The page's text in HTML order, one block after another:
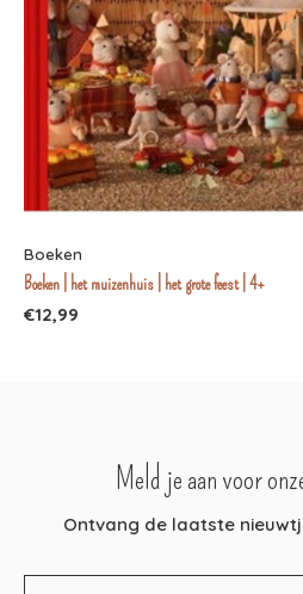
Boeken
Boeken | het muizenhuis | het grote feest | 4+
€12,99
Meld je aan voor
Ontvang de laatste